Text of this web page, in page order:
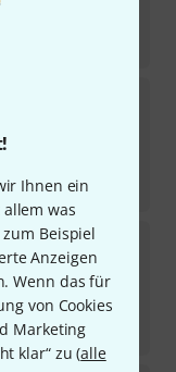
Ihnen ein
was
Beispiel
Anzeigen
Wenn das für
von Cookies
Marketing
klar“ zu (alle